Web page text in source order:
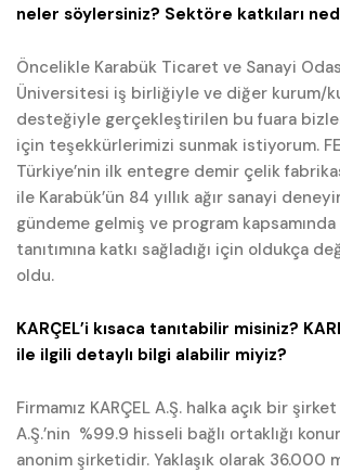
neler söylersiniz? Sektöre katkıları
Öncelikle Karabük Ticaret ve Sanayi
Üniversitesi iş birliğiyle ve diğer kurum/
desteğiyle gerçekleştirilen bu fuara
için teşekkürlerimizi sunmak istiyorum.
Türkiye’nin ilk entegre demir çelik
ile Karabük’ün 84 yıllık ağır sanayi
gündeme gelmiş ve program
tanıtımına katkı sağladığı için oldukça
oldu.
KARÇEL’i kısaca tanıtabilir misiniz?
ile ilgili detaylı bilgi alabilir miyiz?
Firmamız KARÇEL A.Ş. halka açık bir
A.Ş.’nin %99.9 hisseli bağlı ortaklığı
anonim şirketidir. Yaklaşık olarak 36.000